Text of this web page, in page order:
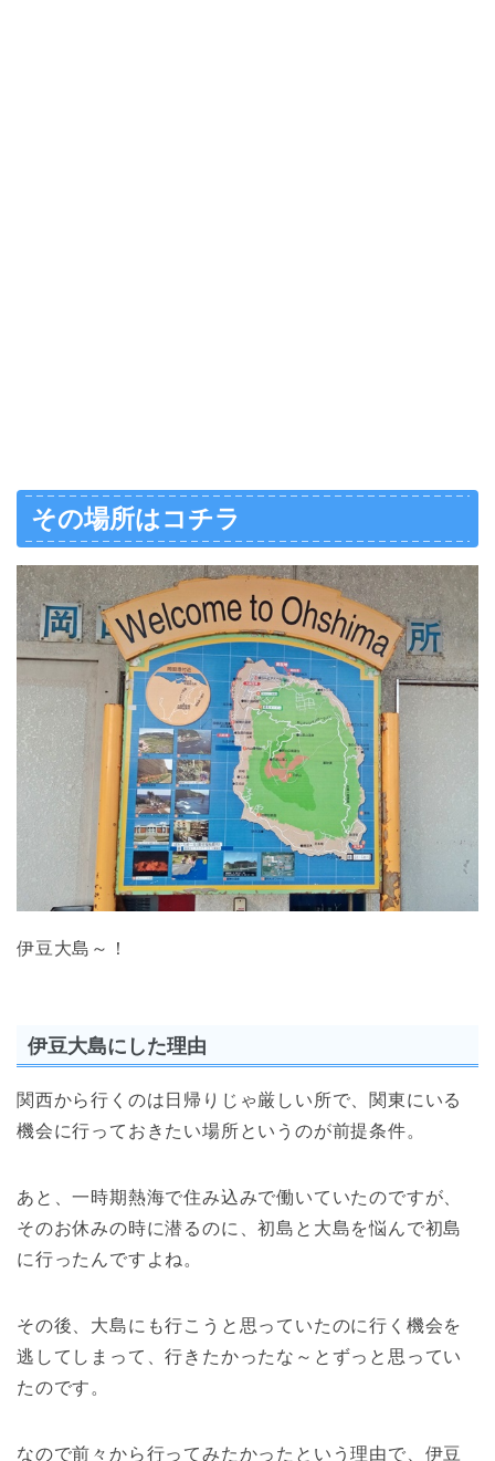
その場所はコチラ
伊豆大島～！
伊豆大島にした理由
関西から行くのは日帰りじゃ厳しい所で、関東にいる
機会に行っておきたい場所というのが前提条件。
あと、一時期熱海で住み込みで働いていたのですが、
そのお休みの時に潜るのに、初島と大島を悩んで初島
に行ったんですよね。
その後、大島にも行こうと思っていたのに行く機会を
逃してしまって、行きたかったな～とずっと思ってい
たのです。
なので前々から行ってみたかったという理由で、伊豆